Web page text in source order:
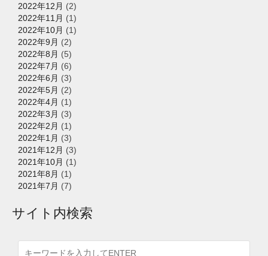
2022年12月 (2)
2022年11月 (1)
2022年10月 (1)
2022年9月 (2)
2022年8月 (5)
2022年7月 (6)
2022年6月 (3)
2022年5月 (2)
2022年4月 (1)
2022年3月 (3)
2022年2月 (1)
2022年1月 (3)
2021年12月 (3)
2021年10月 (1)
2021年8月 (1)
2021年7月 (7)
サイト内検索